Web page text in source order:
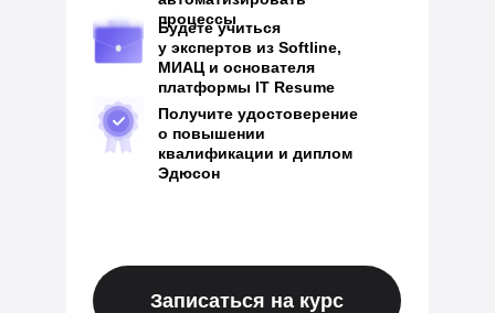
процессы
Будете учиться
у экспертов из Softline,
МИАЦ и основателя
платформы IT Resume
Получите удостоверение
о повышении
квалификации и диплом
Эдюсон
Записаться на курс